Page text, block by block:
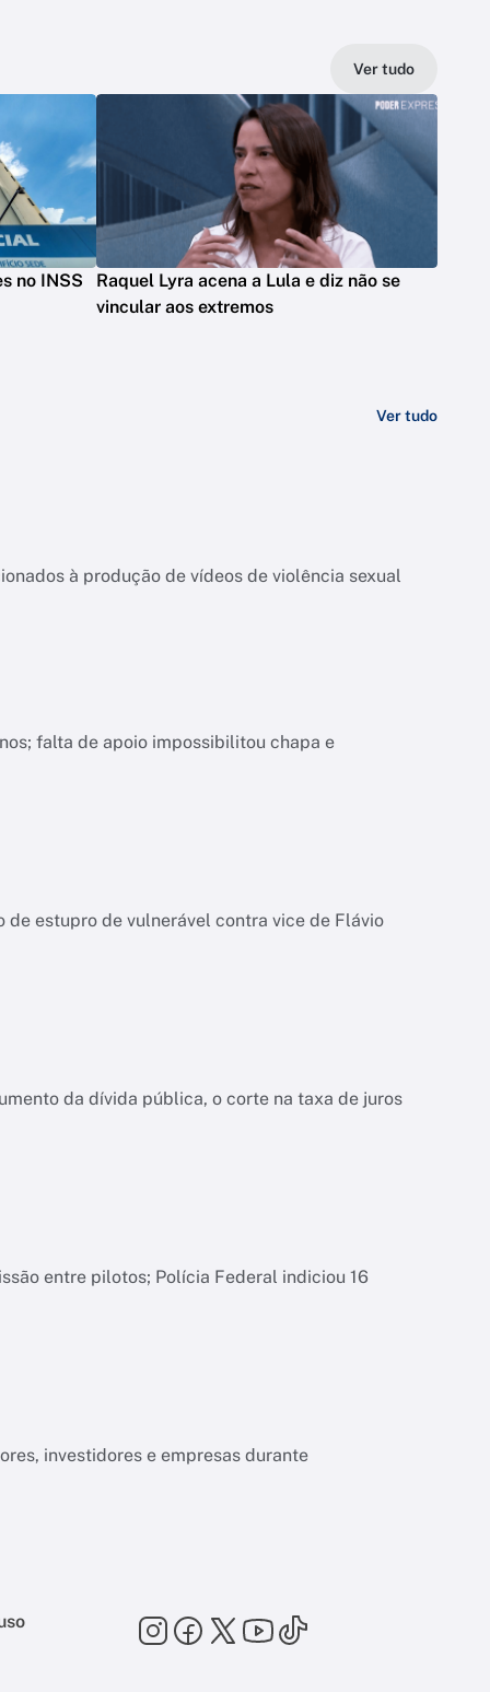
Ver tudo
no INSS
Raquel Lyra acena a Lula e diz não se
vincular aos extremos
Ver tudo
à produção de vídeos de violência sexual
falta de apoio impossibilitou chapa e
estupro de vulnerável contra vice de Flávio
da dívida pública, o corte na taxa de juros
entre pilotos; Polícia Federal indiciou 16
investidores e empresas durante